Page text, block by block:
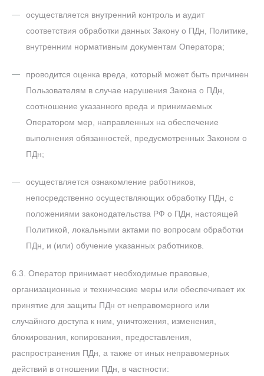
осуществляется внутренний контроль и аудит
соответствия обработки данных Закону о ПДн, Политике,
внутренним нормативным документам Оператора;
проводится оценка вреда, который может быть причинен
Пользователям в случае нарушения Закона о ПДн,
соотношение указанного вреда и принимаемых
Оператором мер, направленных на обеспечение
выполнения обязанностей, предусмотренных Законом о
ПДн;
осуществляется ознакомление работников,
непосредственно осуществляющих обработку ПДн, с
положениями законодательства РФ о ПДн, настоящей
Политикой, локальными актами по вопросам обработки
ПДн, и (или) обучение указанных работников.
6.3. Оператор принимает необходимые правовые,
организационные и технические меры или обеспечивает их
принятие для защиты ПДн от неправомерного или
случайного доступа к ним, уничтожения, изменения,
блокирования, копирования, предоставления,
распространения ПДн, а также от иных неправомерных
действий в отношении ПДн, в частности: